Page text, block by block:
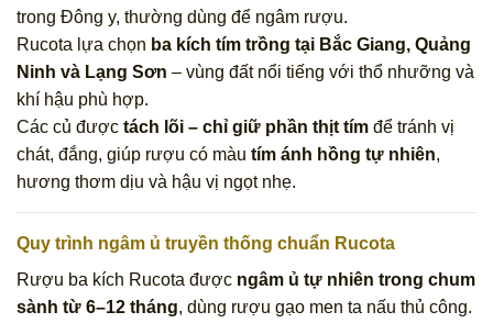
trong Đông y, thường dùng để ngâm rượu.
Rucota lựa chọn ba kích tím trồng tại Bắc Giang, Quảng
Ninh và Lạng Sơn – vùng đất nổi tiếng với thổ nhưỡng và
khí hậu phù hợp.
Các củ được tách lõi – chỉ giữ phần thịt tím để tránh vị
chát, đắng, giúp rượu có màu tím ánh hồng tự nhiên,
hương thơm dịu và hậu vị ngọt nhẹ.
Quy trình ngâm ủ truyền thống chuẩn Rucota
Rượu ba kích Rucota được ngâm ủ tự nhiên trong chum
sành từ 6–12 tháng, dùng rượu gạo men ta nấu thủ công.